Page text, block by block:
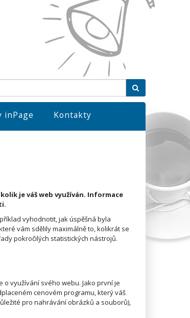
inPage Kontakty
je váš web využíván. Informace
vyhodnotit, jak úspěšná byla
vám sdělily maximálně to, kolikrát se
pokročilých statistických nástrojů.
využívání svého webu. Jako první je
cenovém programu, který váš
pro nahrávání obrázků a souborů),